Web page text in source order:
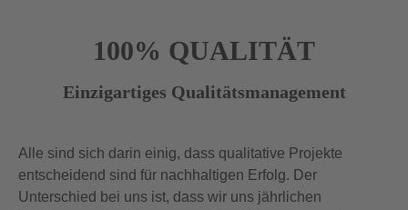
100% QUALITÄT
Einzigartiges Qualitätsmanagement
Alle sind sich darin einig, dass qualitative Projekte
entscheidend sind für nachhaltigen Erfolg. Der
Unterschied bei uns ist, dass wir uns jährlichen